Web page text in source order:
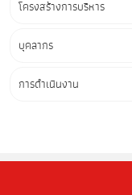
โครงสร้างการบริหาร
บุคลากร
การดำเนินงาน